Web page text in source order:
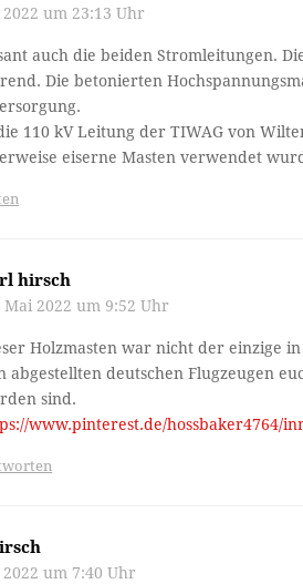
2022 um 23:13 Uhr
auch die beiden Stromleitungen.
Die betonierten
110 kV Leitung der TIWAG von
eiserne Masten verwendet
hirsch
Mai 2022 um 9:52 Uhr
Holzmasten war nicht der einzige
abgestellten deutschen Flugzeugen
sind.
www.pinterest.de/hossbaker4764/
2022 um 7:40 Uhr